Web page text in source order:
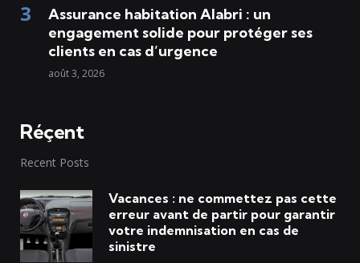
Assurance habitation Alabri : un
engagement solide pour protéger ses
clients en cas d’urgence
août 3, 2026
Réçent
Recent Posts
Vacances : ne commettez pas cette
erreur avant de partir pour garantir
votre indemnisation en cas de
sinistre